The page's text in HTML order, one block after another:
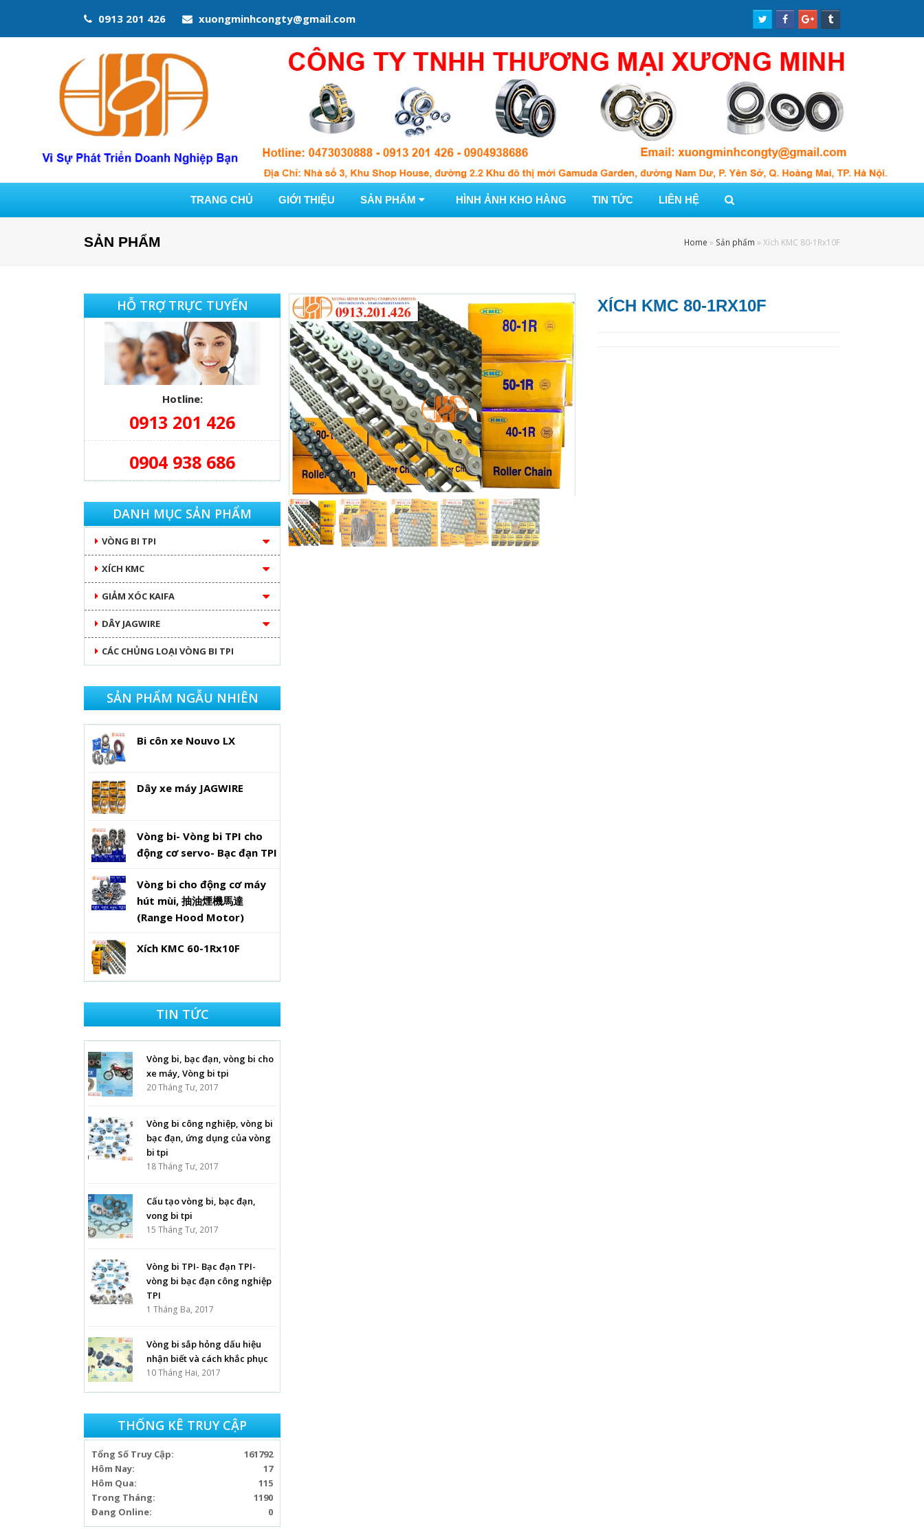
0913 201 426 xuongminhcongty@gmail.com
Twitter
Profile
Facebook
Profile
Google
Plus
Profile
Profile
TRANG CHỦ GIỚI THIỆU SẢN PHẨM HÌNH ẢNH KHO HÀNG TIN TỨC LIÊN HỆ
SẢN PHẨM Home » Sản phẩm » Xích KMC 80-1Rx10F
XÍCH KMC 80-1RX10F
HỖ TRỢ TRỰC TUYẾN
Hotline:
0913 201 426
0904 938 686
DANH MỤC SẢN PHẨM
VÒNG BI TPI
XÍCH KMC
GIẢM XÓC KAIFA
DÂY JAGWIRE
CÁC CHỦNG LOẠI VÒNG BI TPI
SẢN PHẨM NGẪU NHIÊN
Bi côn xe Nouvo LX
Dây xe máy JAGWIRE
Vòng bi- Vòng bi TPI cho
động cơ servo- Bạc đạn TPI
Vòng bi cho động cơ máy
hút mùi, 抽油煙機馬達
(Range Hood Motor)
Xích KMC 60-1Rx10F
TIN TỨC
Vòng bi, bạc đạn, vòng bi cho
xe máy, Vòng bi tpi
20 Tháng Tư, 2017
Vòng bi công nghiệp, vòng bi
bạc đạn, ứng dụng của vòng
bi tpi
18 Tháng Tư, 2017
Cấu tạo vòng bi, bạc đạn,
vong bi tpi
15 Tháng Tư, 2017
Vòng bi TPI- Bạc đạn TPI-
vòng bi bạc đạn công nghiệp
TPI
1 Tháng Ba, 2017
Vòng bi sắp hỏng dấu hiệu
nhận biết và cách khắc phục
10 Tháng Hai, 2017
THỐNG KÊ TRUY CẬP
161792
Tổng Số Truy Cập:
17
Hôm Nay:
115
Hôm Qua:
1190
Trong Tháng:
0
Đang Online: